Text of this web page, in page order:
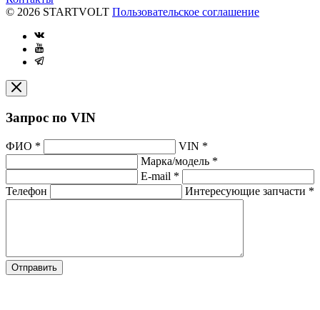
© 2026 STARTVOLT Пользовательское соглашение
Запрос по VIN
ФИО * VIN *
Марка/модель *
E-mail *
Телефон
Интересующие запчасти *